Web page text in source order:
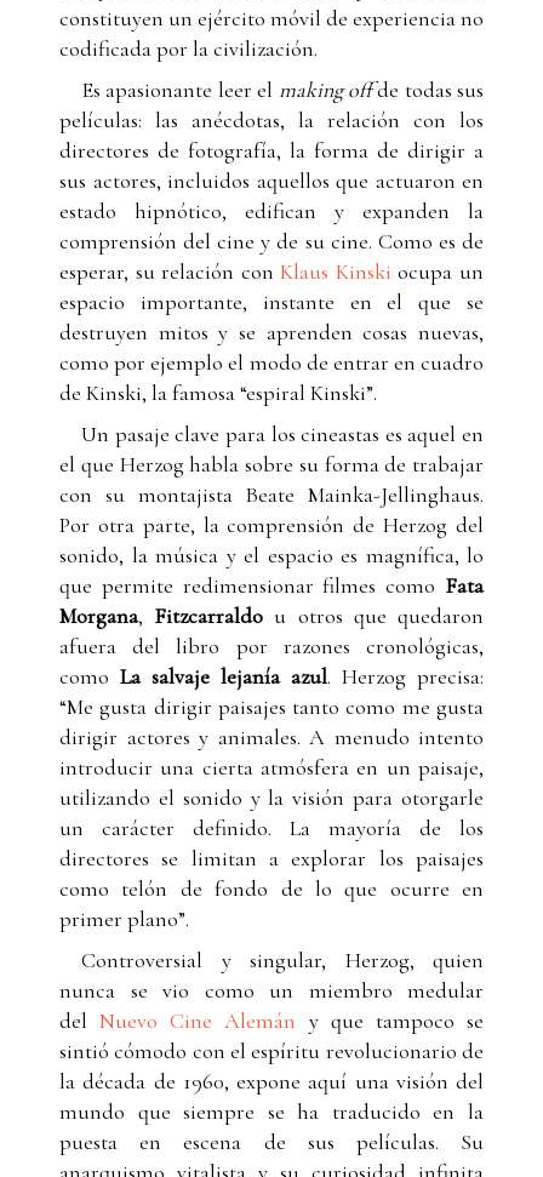
constituyen un ejército móvil de experiencia no
codificada por la civilización.
Es apasionante leer el making offde todas sus
películas: las anécdotas, la relación con los
directores de fotografía, la forma de dirigir a
sus actores, incluidos aquellos que actuaron en
estado hipnótico, edifican y expanden la
comprensión del cine y de su cine. Como es de
esperar, su relación conKlaus Kinski ocupa un
espacio importante, instante en el que se
destruyen mitos y se aprenden cosas nuevas,
como por ejemplo el modo de entrar en cuadro
de Kinski, la famosa “espiral Kinski”.
Un pasaje clave para los cineastas es aquel en
el que Herzog habla sobre su forma de trabajar
con su montajista Beate Mainka-Jellinghaus.
Por otra parte, la comprensión de Herzog del
sonido, la música y el espacio es magnífica, lo
que permite redimensionar filmes como Fata
Morgana, Fitzcarraldo u otros que quedaron
afuera del libro por razones cronológicas,
como La salvaje lejanía azul. Herzog precisa:
“Me gusta dirigir paisajes tanto como me gusta
dirigir actores y animales. A menudo intento
introducir una cierta atmósfera en un paisaje,
utilizando el sonido y la visión para otorgarle
un carácter definido. La mayoría de los
directores se limitan a explorar los paisajes
como telón de fondo de lo que ocurre en
primer plano”.
Controversial y singular, Herzog, quien
nunca se vio como un miembro medular
delNuevo Cine Alemán y que tampoco se
sintió cómodo con el espíritu revolucionario de
la década de 1960, expone aquí una visión del
mundo que siempre se ha traducido en la
puesta en escena de sus películas. Su